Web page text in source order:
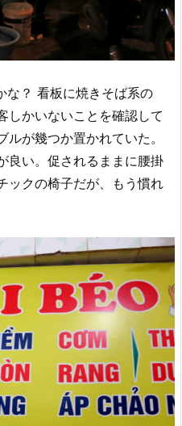
な？ 看板に焼きそば系の
しかいないことを確認して
が幾つか置かれていた。
良い。促されるままに腰掛
ックの椅子だが、もう慣れ